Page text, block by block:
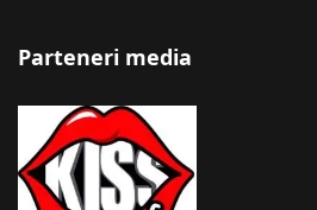
Parteneri media